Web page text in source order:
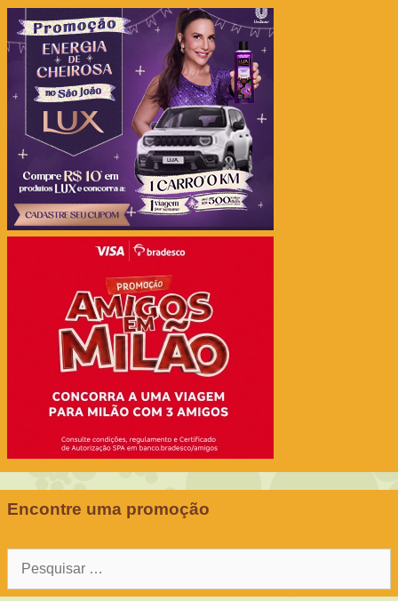
Encontre uma promoção
Pesquisar